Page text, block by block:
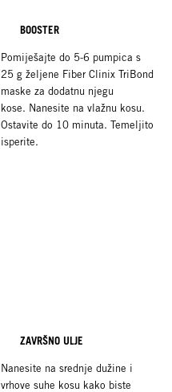
BOOSTER
Pomiješajte do 5-6 pumpica s
25 g željene Fiber Clinix TriBond
maske za dodatnu njegu
kose. Nanesite na vlažnu kosu.
Ostavite do 10 minuta. Temeljito
isperite.
ZAVRŠNO ULJE
Nanesite na srednje dužine i
vrhove suhe kosu kako biste